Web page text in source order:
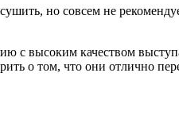
но совсем не
с высоким качеством
о том, что они отлично